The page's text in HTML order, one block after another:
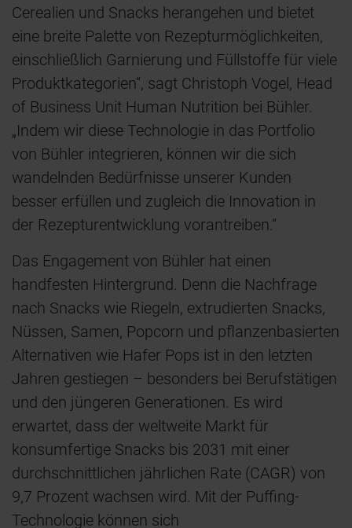
Cerealien und Snacks herangehen und bietet
eine breite Palette von Rezepturmöglichkeiten,
einschließlich Garnierung und Füllstoffe für viele
Produktkategorien“, sagt Christoph Vogel, Head
of Business Unit Human Nutrition bei Bühler.
„Indem wir diese Technologie in das Portfolio
von Bühler integrieren, können wir die sich
wandelnden Bedürfnisse unserer Kunden
besser erfüllen und zugleich die Innovation in
der Rezepturentwicklung vorantreiben.“
Das Engagement von Bühler hat einen
handfesten Hintergrund. Denn die Nachfrage
nach Snacks wie Riegeln, extrudierten Snacks,
Nüssen, Samen, Popcorn und pflanzenbasierten
Alternativen wie Hafer Pops ist in den letzten
Jahren gestiegen – besonders bei Berufstätigen
und den jüngeren Generationen. Es wird
erwartet, dass der weltweite Markt für
konsumfertige Snacks bis 2031 mit einer
durchschnittlichen jährlichen Rate (CAGR) von
9,7 Prozent wachsen wird. Mit der Puffing-
Technologie können sich